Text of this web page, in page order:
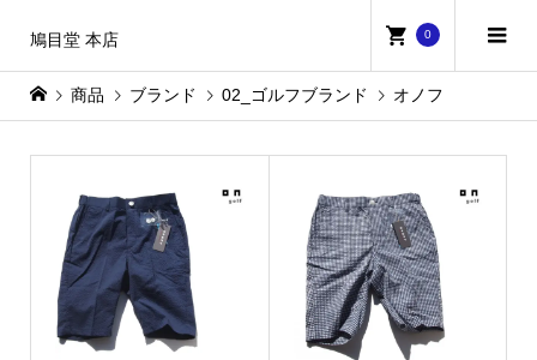
鳩目堂 本店 0
商品 ブランド 02_ゴルフブランド オノフ